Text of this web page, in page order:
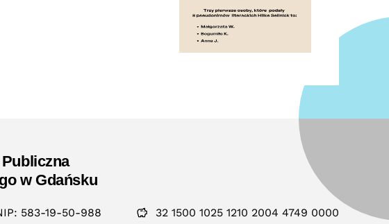
w Gdańsku
583-19-50-988 32 1500 1025 1210 2004 4749 0000